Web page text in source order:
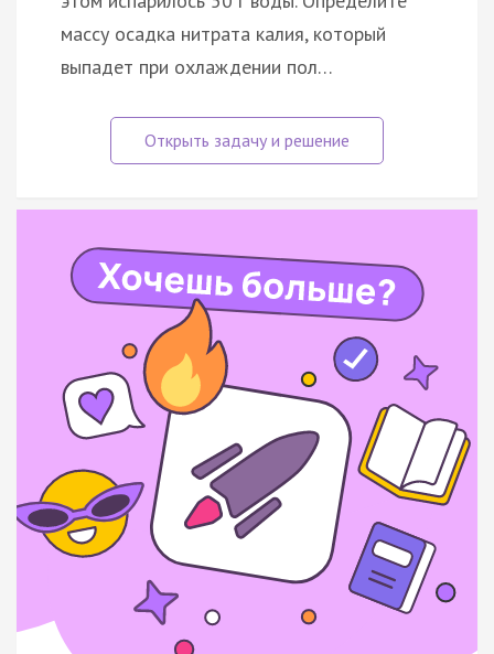
массу осадка нитрата калия, который
выпадет при охлаждении пол…